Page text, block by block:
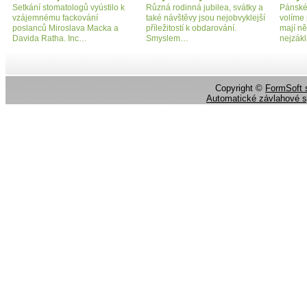
Setkání stomatologů vyústilo k
vzájemnému fackování
poslanců Miroslava Macka a
Davida Ratha. Inc…
Různá rodinná jubilea, svátky a
také návštěvy jsou nejobvyklejší
příležitostí k obdarování.
Smyslem…
volíme
mají
Copyright © FormSoft
Automatické závlahové